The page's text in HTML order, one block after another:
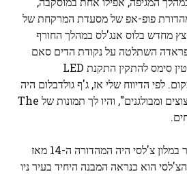
פופ-אפ של מסעדת המרקחת של
מחדש בלוס אנג'לס במהלך החורף
ביותר של 2022, פראדה השתלטה על נקודת הדים סאם
ג'ינגיס כהן והזמינה את מרטין סימס להתקין התקנת LED
לפי הדיווח שלי אז, ג'ף גולדבלום היה
שם, הרבה ג'וינטים היו "ניצוצים ומבולגנים", והיו לך תמונות של The
מוד הפראדה בשבוע שעבר במלון צ'לסי היה המהדורה ה-14 מאז
נבנה בשנת 1874, הצ'לסי הוא כנראה המבנה היחיד בעיר ניו